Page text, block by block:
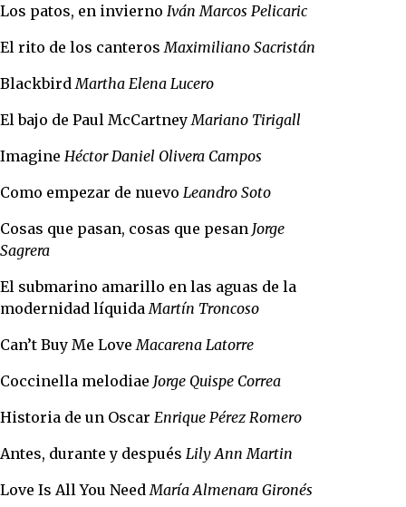
Los patos, en invierno Iván Marcos Pelicaric
El rito de los canteros Maximiliano Sacristán
Blackbird Martha Elena Lucero
El bajo de Paul McCartney Mariano Tirigall
Imagine Héctor Daniel Olivera Campos
Como empezar de nuevo Leandro Soto
Cosas que pasan, cosas que pesan Jorge
Sagrera
El submarino amarillo en las aguas de la
modernidad líquida Martín Troncoso
Can’t Buy Me Love Macarena Latorre
Coccinella melodiae Jorge Quispe Correa
Historia de un Oscar Enrique Pérez Romero
Antes, durante y después Lily Ann Martin
Love Is All You Need María Almenara Gironés